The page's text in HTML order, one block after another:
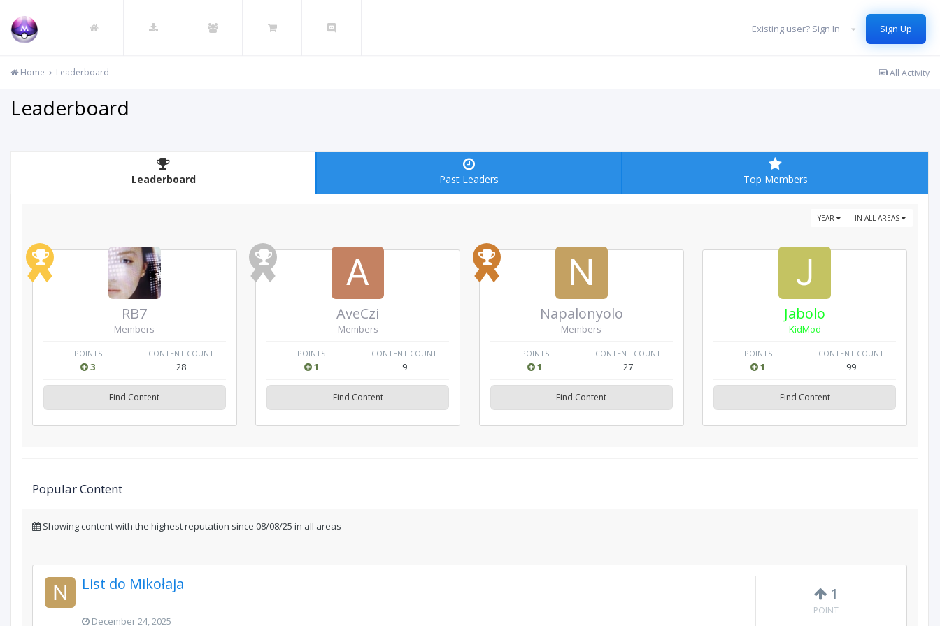
Existing user? Sign In Sign Up
All Activity
Home Leaderboard
Leaderboard
Leaderboard Past Leaders Top Members
IN ALL AREAS
YEAR
RB7
Members
POINTS
3
CONTENT COUNT
28
Find Content
AveCzi
Members
POINTS
1
CONTENT COUNT
9
Find Content
Napalonyolo
Members
POINTS
1
CONTENT COUNT
27
Find Content
Jabolo
KidMod
POINTS
1
CONTENT COUNT
99
Find Content
Popular Content
Showing content with the highest reputation since 08/08/25 in all areas
1
POINT
List do Mikołaja
December 24, 2025